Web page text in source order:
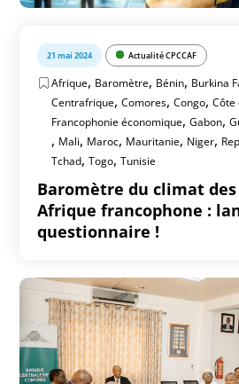
21 mai 2024 Actualité CPCCAF
Afrique, Baromètre, Bénin, Burkina
Centrafrique,Comores,Congo,Côte
Francophonie économique,Gabon,
, Mali, Maroc, Mauritanie, Niger,
Tchad,Togo,Tunisie
Baromètre du climat
Afrique francophone :
questionnaire !